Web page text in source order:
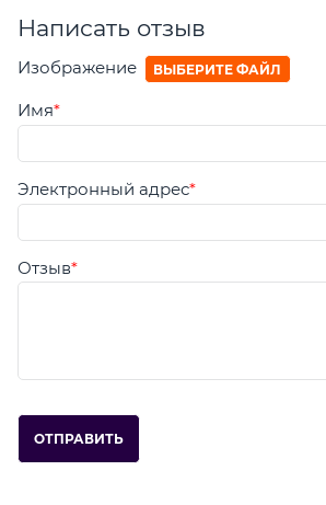
Написать отзыв
Изображение ВЫБЕРИТЕ ФАЙЛ
Имя
Электронный адрес
Отзыв